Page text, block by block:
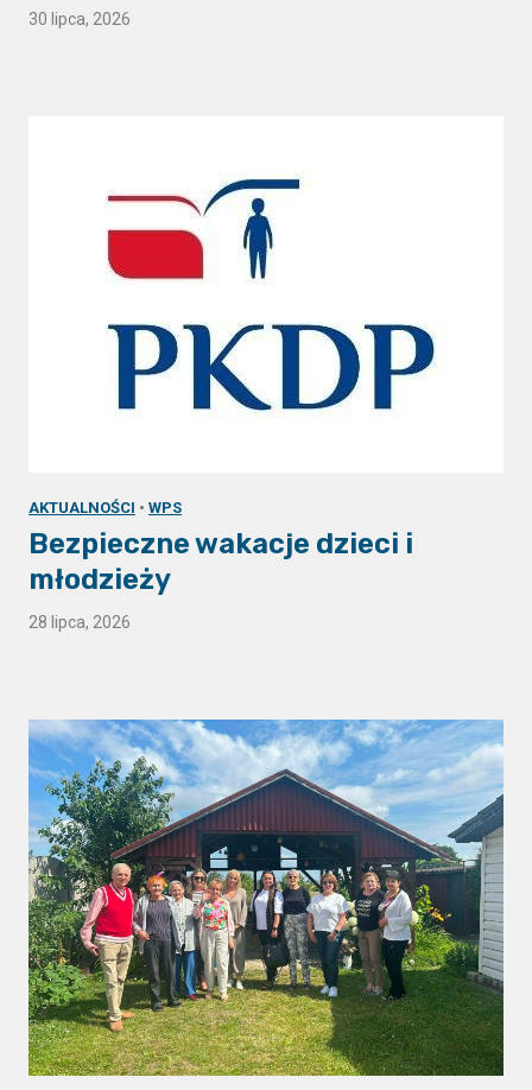
30 lipca, 2026
AKTUALNOŚCI • WPS
Bezpieczne wakacje dzieci i
młodzieży
28 lipca, 2026